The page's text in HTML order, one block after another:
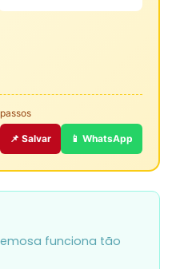
📌 Salvar 📱 WhatsApp
funciona tão